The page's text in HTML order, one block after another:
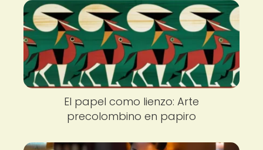
El papel como lienzo: Arte
precolombino en papiro